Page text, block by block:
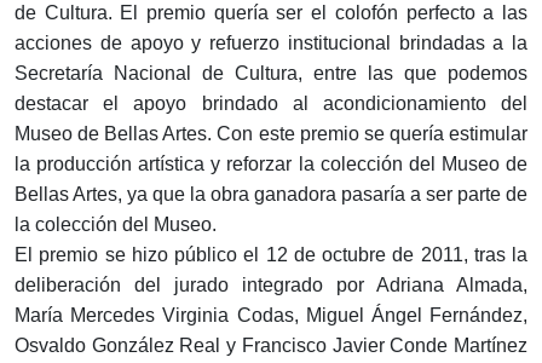
de Cultura. El premio quería ser el colofón perfecto a las
acciones de apoyo y refuerzo institucional brindadas a la
Secretaría Nacional de Cultura, entre las que podemos
destacar el apoyo brindado al acondicionamiento del
Museo de Bellas Artes. Con este premio se quería estimular
la producción artística y reforzar la colección del Museo de
Bellas Artes, ya que la obra ganadora pasaría a ser parte de
la colección del Museo.
El premio se hizo público el 12 de octubre de 2011, tras la
deliberación del jurado integrado por Adriana Almada,
María Mercedes Virginia Codas, Miguel Ángel Fernández,
Osvaldo González Real y Francisco Javier Conde Martínez